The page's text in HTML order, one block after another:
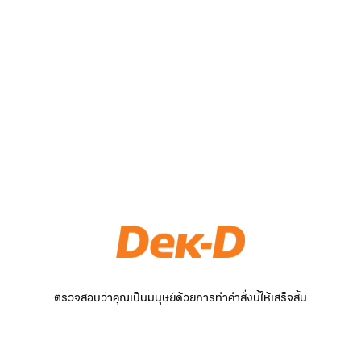
ตรวจสอบว่าคุณเป็นมนุษย์ด้วยการทำคำสั่งนี้ให้เสร็จสิ้น